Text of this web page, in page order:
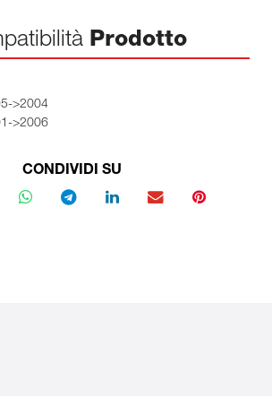
Prodotto
>2004
>2006
CONDIVIDI SU